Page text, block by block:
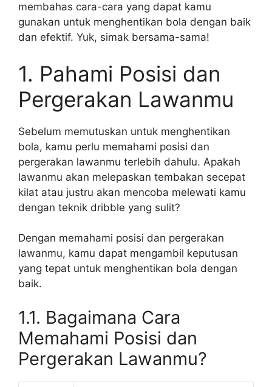
membahas cara-cara yang dapat kamu
gunakan untuk menghentikan bola dengan baik
dan efektif. Yuk, simak bersama-sama!
1. Pahami Posisi dan
Pergerakan Lawanmu
Sebelum memutuskan untuk menghentikan
bola, kamu perlu memahami posisi dan
pergerakan lawanmu terlebih dahulu. Apakah
lawanmu akan melepaskan tembakan secepat
kilat atau justru akan mencoba melewati kamu
dengan teknik dribble yang sulit?
Dengan memahami posisi dan pergerakan
lawanmu, kamu dapat mengambil keputusan
yang tepat untuk menghentikan bola dengan
baik.
1.1. Bagaimana Cara
Memahami Posisi dan
Pergerakan Lawanmu?